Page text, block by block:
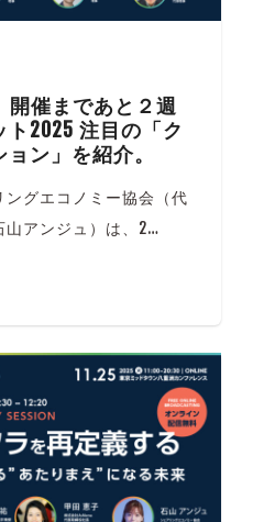
開催まであと２週
2025 注目の「ク
ン」を紹介。
グエコノミー協会（代
山アンジュ）は、2…